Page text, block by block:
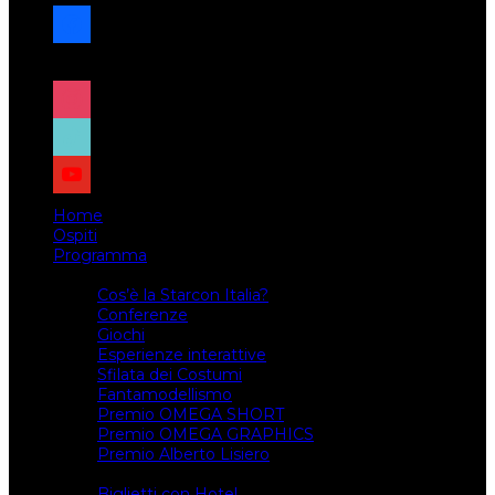
facebook
x
instagram
tiktok
youtube
Home
Ospiti
Programma
Cos’è la Starcon Italia?
Conferenze
Giochi
Esperienze interattive
Sfilata dei Costumi
Fantamodellismo
Premio OMEGA SHORT
Premio OMEGA GRAPHICS
Premio Alberto Lisiero